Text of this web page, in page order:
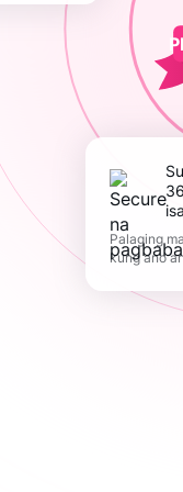
Suportahan ang
Palaging
kung ano